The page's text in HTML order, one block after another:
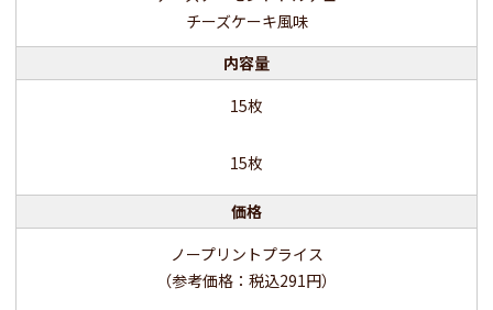
チーズケーキ風味
内容量
15枚
15枚
価格
ノープリントプライス
（参考価格：税込291円）